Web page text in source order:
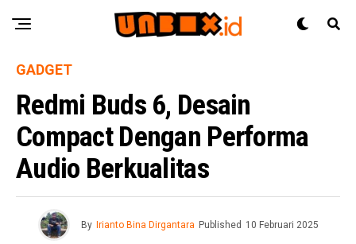
GADGET
Redmi Buds 6, Desain
Compact Dengan Performa
Audio Berkualitas
By Irianto Bina Dirgantara Published 10 Februari 2025